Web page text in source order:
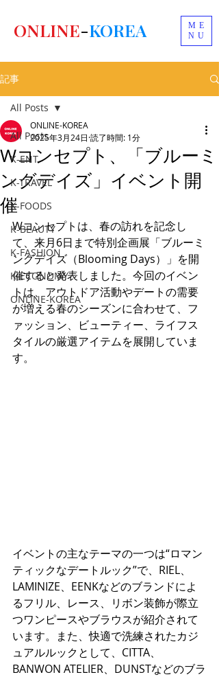
ME
NU
ONLINE-KOREA
記事
All Posts
K-ENT
K-TRAVEL
K-FOODS
K-BEAUTY
K-FASHION
K-ECONOMY
ONLINE-KOREA
All Posts
Wコンセプト、「ブルーミ
ングデイズ」イベント開
催
ONLINE-KOREA
2025年3月24日 読了時間: 1分
Wコンセプトは、春の訪れを記念し
て、来月6日まで特別企画展「ブルーミ
ングデイズ（Blooming Days）」を開
催すると発表しました。今回のイベン
トは、アウトドア活動やデートの需要
が増える春のシーズンに合わせて、フ
ァッション、ビューティー、ライフス
タイルの厳選アイテムを展開していま
す。
イベントの主なテーマの一つは“ロマン
ティックなデートルック”で、RIEL、
LAMINIZE、EENKなどのブランドによ
るフリル、レース、リボン装飾が際立
つワンピースやブラウスが紹介されて
います。また、快適で洗練されたカジ
ュアルルックとして、CITTA、
BANWON ATELIER、DUNSTなどのブラ